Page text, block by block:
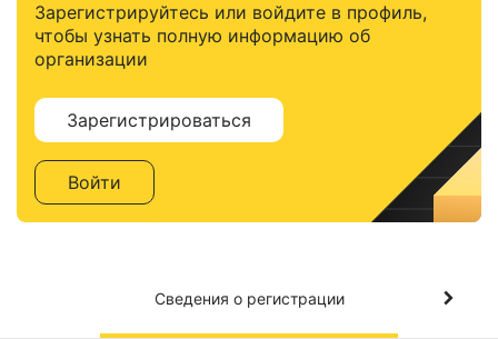
Зарегистрируйтесь или войдите в профиль,
чтобы узнать полную информацию об
организации
Зарегистрироваться
Войти
Сведения о регистрации